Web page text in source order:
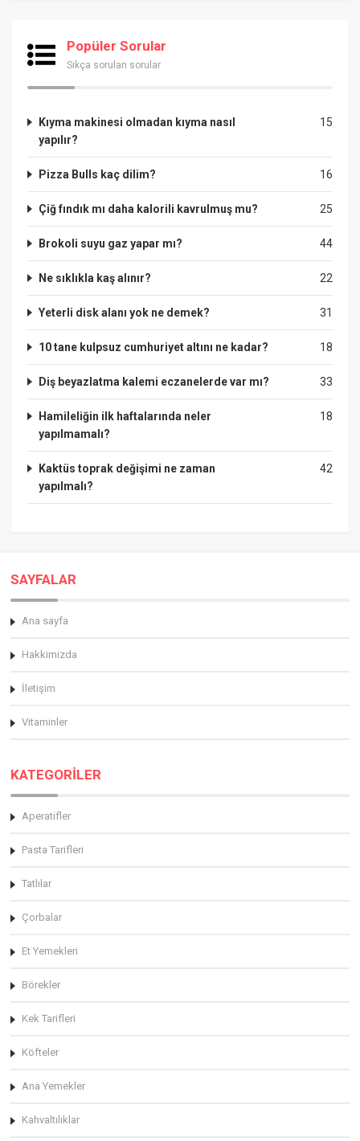
Popüler Sorular
Sıkça sorulan sorular
15
Kıyma makinesi olmadan kıyma nasıl
yapılır?
16
Pizza Bulls kaç dilim?
25
Çiğ fındık mı daha kalorili kavrulmuş mu?
44
Brokoli suyu gaz yapar mı?
22
Ne sıklıkla kaş alınır?
31
Yeterli disk alanı yok ne demek?
18
10 tane kulpsuz cumhuriyet altını ne kadar?
33
Diş beyazlatma kalemi eczanelerde var mı?
18
Hamileliğin ilk haftalarında neler
yapılmamalı?
42
Kaktüs toprak değişimi ne zaman
yapılmalı?
SAYFALAR
Ana sayfa
Hakkimizda
İletişim
Vitaminler
KATEGORİLER
Aperatifler
Pasta Tarifleri
Tatlılar
Çorbalar
Et Yemekleri
Börekler
Kek Tarifleri
Köfteler
Ana Yemekler
Kahvaltılıklar